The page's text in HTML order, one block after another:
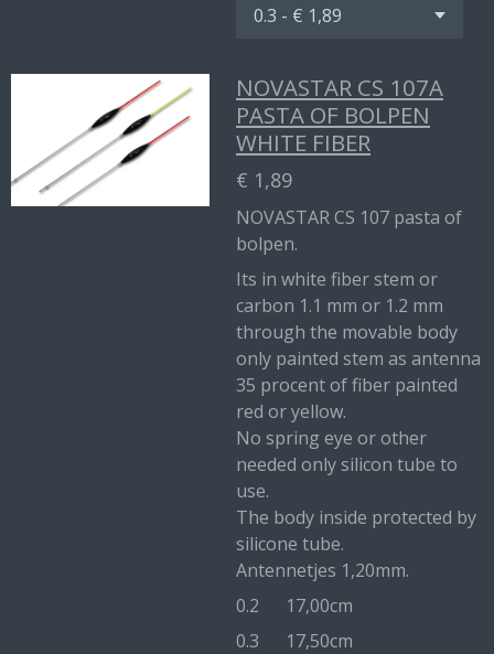
NOVASTAR CS 107A
PASTA OF BOLPEN
WHITE FIBER
€ 1,89
NOVASTAR CS 107 pasta of
bolpen.
Its in white fiber stem or
carbon 1.1 mm or 1.2 mm
through the movable body
only painted stem as antenna
35 procent of fiber painted
red or yellow.
No spring eye or other
needed only silicon tube to
use.
The body inside protected by
silicone tube.
Antennetjes 1,20mm.
0.2 17,00cm
0.3 17,50cm